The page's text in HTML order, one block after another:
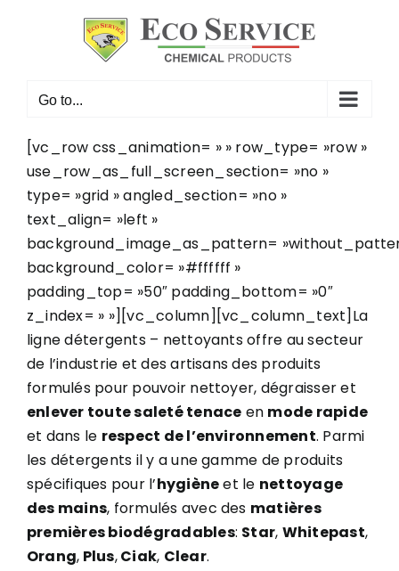
Go to...
[vc_row css_animation= » » row_type= »row »
use_row_as_full_screen_section= »no »
type= »grid » angled_section= »no »
text_align= »left »
background_image_as_pattern=
background_color= »#ffffff »
padding_top= »50″ padding_bottom= »0″
z_index= » »][vc_column][vc_column_text]La
ligne détergents – nettoyants offre au secteur
de l’industrie et des artisans des produits
formulés pour pouvoir nettoyer, dégraisser et
enlever toute saleté tenace en mode rapide
et dans le respect de l’environnement. Parmi
les détergents il y a une gamme de produits
spécifiques pour l’hygièneet le nettoyage
des mains, formulés avec des matières
premières biodégradables: Star, Whitepast,
Orang, Plus,Ciak, Clear.